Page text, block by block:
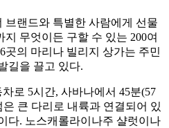
브랜드와 특별한 사람에게 선물
무엇이든 구할 수 있는 200여
곳의 마리나 빌리지 상가는 주민
길을 끌고 있다.
로 5시간, 사바나에서 45분(57
큰 다리로 내륙과 연결되어 있
다. 노스캐롤라이나주 샬럿이나